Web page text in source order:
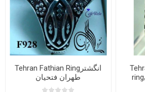
Tehran Fathian Ringانگشتر
طهران فتحیان
ringانگشتر زمرد طهران